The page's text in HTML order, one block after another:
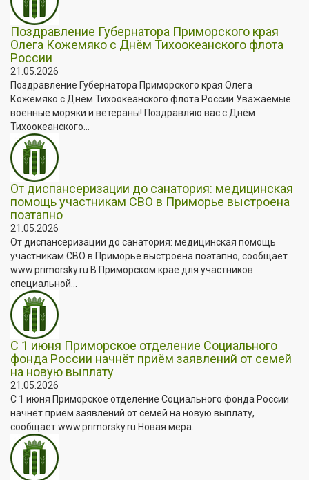
Поздравление Губернатора Приморского края
Олега Кожемяко с Днём Тихоокеанского флота
России
21.05.2026
Поздравление Губернатора Приморского края Олега
Кожемяко с Днём Тихоокеанского флота России Уважаемые
военные моряки и ветераны! Поздравляю вас с Днём
Тихоокеанского...
От диспансеризации до санатория: медицинская
помощь участникам СВО в Приморье выстроена
поэтапно
21.05.2026
От диспансеризации до санатория: медицинская помощь
участникам СВО в Приморье выстроена поэтапно, сообщает
www.primorsky.ru В Приморском крае для участников
специальной...
С 1 июня Приморское отделение Социального
фонда России начнёт приём заявлений от семей
на новую выплату
21.05.2026
С 1 июня Приморское отделение Социального фонда России
начнёт приём заявлений от семей на новую выплату,
сообщает www.primorsky.ru Новая мера...